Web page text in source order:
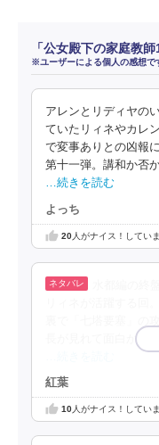
「公女殿下の家庭教
※ユーザーによる個人の感想で
アレンとリディヤの
ていたリィネやカレ
で変事ありとの凶報
第十一弾。講和か否
…続きを読む
よっち
20人がナイス！してい
長が見れて面白かっ
紅葉
10人がナイス！してい